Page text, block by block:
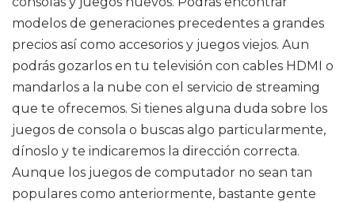
modelos de generaciones precedentes a grandes
precios así como accesorios y juegos viejos. Aun
podrás gozarlos en tu televisión con cables HDMI o
mandarlos a la nube con el servicio de streaming
que te ofrecemos. Si tienes alguna duda sobre los
juegos de consola o buscas algo particularmente,
dínoslo y te indicaremos la dirección correcta.
Aunque los juegos de computador no sean tan
populares como anteriormente, bastante gente